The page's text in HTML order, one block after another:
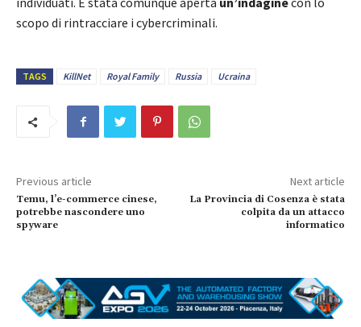
scopo di rintracciare i cybercriminali.
TAGS KillNet Royal Family Russia Ucraina
Previous article
Temu, l’e-commerce cinese,
potrebbe nascondere uno
spyware
Next article
La Provincia di Cosenza è stata
colpita da un attacco
informatico